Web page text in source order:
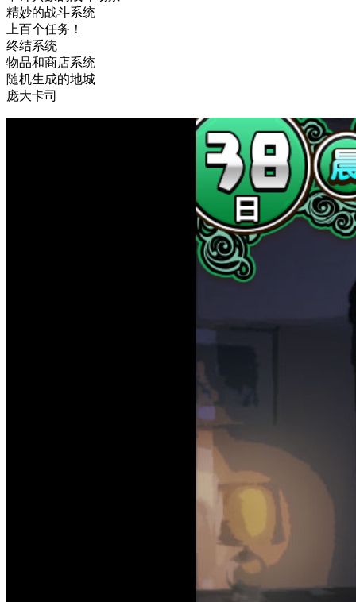
精妙的战斗系统
上百个任务！
终结系统
物品和商店系统
随机生成的地城
庞大卡司